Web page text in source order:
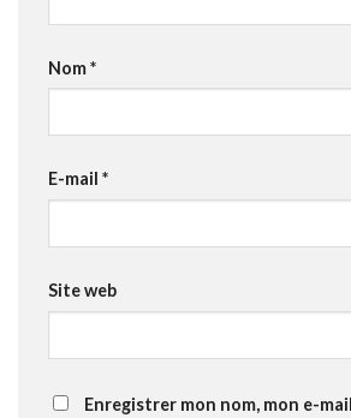
Nom*
E-mail *
Site web
Enregistrer mon nom, mon e-